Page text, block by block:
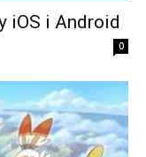
iOS i Android
0